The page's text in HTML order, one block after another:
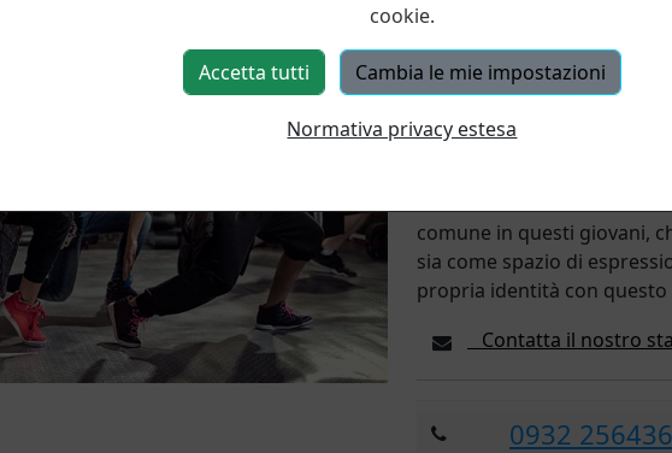
cookie.
Accetta tutti Cambia le mie impostazioni
Normativa privacy estesa
movimento ha
Kool Herc che, competendo
inventato il termine "hip
Cuore del movimento è
strada, in cui i giovani
comune in questi giovani,
sia come spazio di
propria identità con
Contatta il nostro
0932 256436